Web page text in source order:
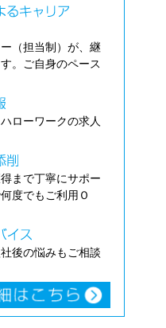
（担当制）が、継
。ご自身のペース
ローワークの求人
まで丁寧にサポー
度でもご利用Ｏ
後の悩みもご相談